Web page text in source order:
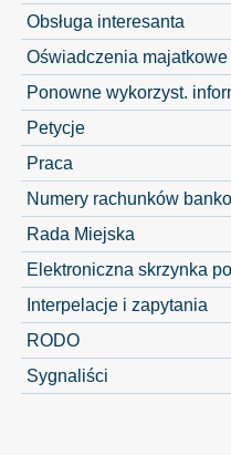
Obsługa interesanta
Oświadczenia majatkowe
Ponowne wykorzyst.
Petycje
Praca
Numery rachunków
Rada Miejska
Elektroniczna skrzynka
Interpelacje i zapytania
RODO
Sygnaliści